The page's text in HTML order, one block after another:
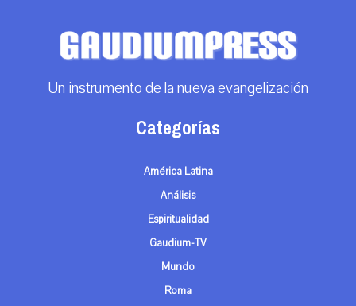
Un instrumento de la nueva evangelización
Categorías
América Latina
Análisis
Espiritualidad
Gaudium-TV
Mundo
Roma